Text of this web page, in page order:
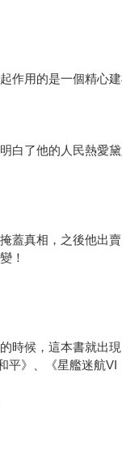
用的是一個精心建
了他的人民熱愛
真相，之後他出
！
時候，這本書就出現
平》、《星艦迷航VI